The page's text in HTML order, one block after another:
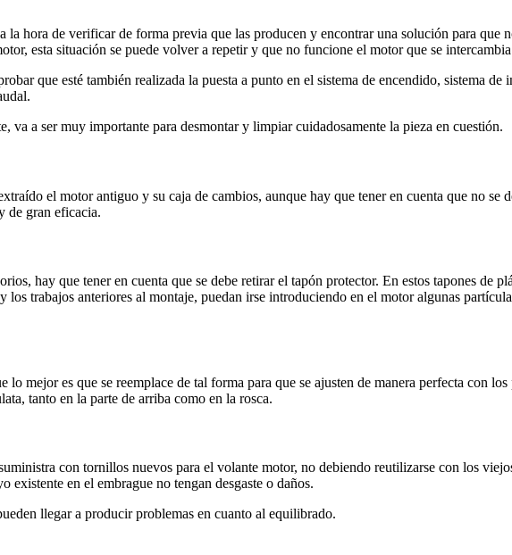
la hora de verificar de forma previa que las producen y encontrar una solución para que
esta situación se puede volver a repetir y que no funcione el motor que se
que esté también realizada la puesta a punto en el sistema de encendido, sistema
va a ser muy importante para desmontar y limpiar cuidadosamente la pieza en cuestión.
el motor antiguo y su caja de cambios, aunque hay que tener en cuenta que no se
de gran eficacia.
hay que tener en cuenta que se debe retirar el tapón protector. En estos tapones de
trabajos anteriores al montaje, puedan irse introduciendo en el motor algunas
mejor es que se reemplace de tal forma para que se ajusten de manera perfecta con
tanto en la parte de arriba como en la rosca.
con tornillos nuevos para el volante motor, no debiendo reutilizarse con los
en el embrague no tengan desgaste o daños.
llegar a producir problemas en cuanto al equilibrado.